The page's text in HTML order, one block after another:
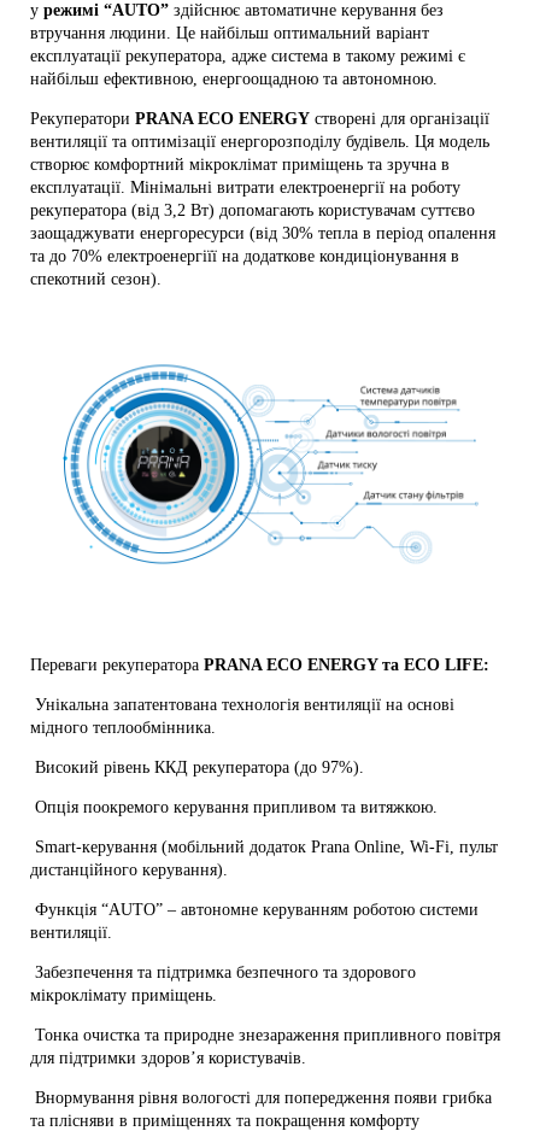
у режимі “AUTO” здійснює автоматичне керування без
втручання людини. Це найбільш оптимальний варіант
експлуатації рекуператора, адже система в такому режимі є
найбільш ефективною, енергоощадною та автономною.
Рекуператори PRANA ECO ENERGY створені для організації
вентиляції та оптимізації енергорозподілу будівель. Ця модель
створює комфортний мікроклімат приміщень та зручна в
експлуатації. Мінімальні витрати електроенергії на роботу
рекуператора (від 3,2 Вт) допомагають користувачам суттєво
заощаджувати енергоресурси (від 30% тепла в період опалення
та до 70% електроенергіїї на додаткове кондиціонування в
спекотний сезон).
Переваги рекуператора PRANA ECO ENERGY та ECO LIFE:
Унікальна запатентована технологія вентиляції на основі
мідного теплообмінника.
Високий рівень ККД рекуператора (до 97%).
Опція поокремого керування припливом та витяжкою.
Smart-керування (мобільний додаток Prana Online, Wi-Fi, пульт
дистанційного керування).
Функція “AUTO” – автономне керуванням роботою системи
вентиляції.
Забезпечення та підтримка безпечного та здорового
мікроклімату приміщень.
Тонка очистка та природне знезараження припливного повітря
для підтримки здоров’я користувачів.
Внормування рівня вологості для попередження появи грибка
та плісняви в приміщеннях та покращення комфорту